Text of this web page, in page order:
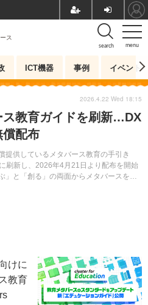
menu
search
ス
ICT機器 事例 イベント
ス教育ガイドを刷新…DX
償配布
供しているメタバース教育の手引き
刷新し、2026年4月21日より配布を開始
」と「創る」の両面からメタバースを体
2026.4.22 Wed 18:15
けに
教育